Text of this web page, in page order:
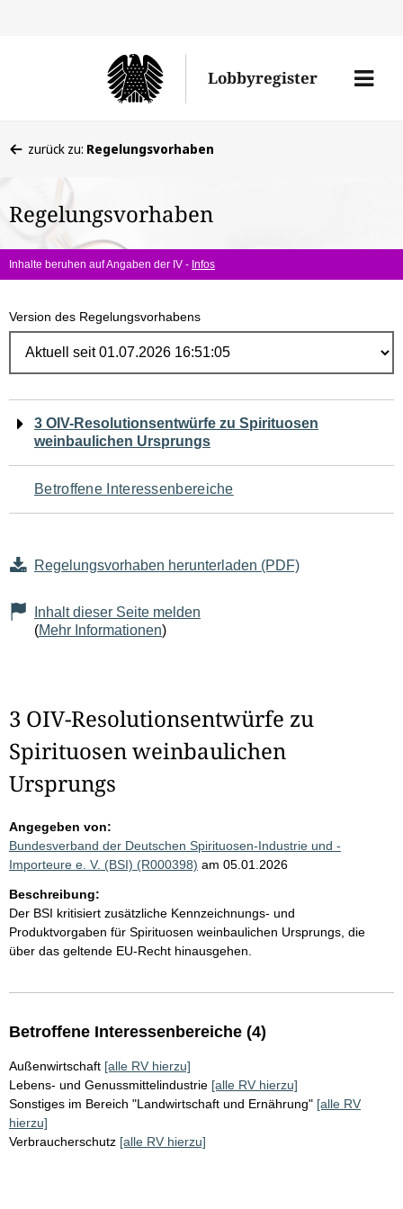
Lobbyregister
Menü
befinden
hier:
zurück zu: Regelungsvorhaben
Regelungsvorhaben
Inhalte beruhen auf Angaben der IV - Infos
Version des Regelungsvorhabens
Navigation
für
den
3 OIV-Resolutionsentwürfe zu Spirituosen
weinbaulichen Ursprungs
Betroffene Interessenbereiche
Regelungsvorhaben herunterladen (PDF)
Inhalt dieser Seite melden
(Mehr Informationen)
3 OIV-Resolutionsentwürfe zu
Spirituosen weinbaulichen
Ursprungs
Angegeben von:
Bundesverband der Deutschen Spirituosen-Industrie und -
Importeure e. V. (BSI) (R000398) am 05.01.2026
Beschreibung:
Der BSI kritisiert zusätzliche Kennzeichnungs- und
Produktvorgaben für Spirituosen weinbaulichen Ursprungs, die
über das geltende EU-Recht hinausgehen.
Betroffene Interessenbereiche (4)
Außenwirtschaft [alle RV hierzu]
Lebens- und Genussmittelindustrie [alle RV hierzu]
Sonstiges im Bereich "Landwirtschaft und Ernährung" [alle RV
hierzu]
Verbraucherschutz [alle RV hierzu]